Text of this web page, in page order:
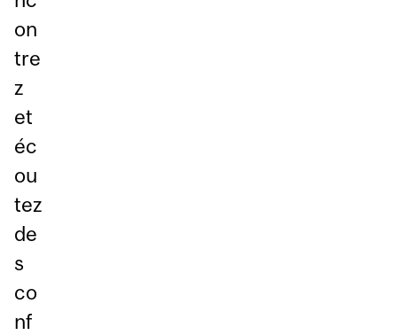
on
tre
z
et
éc
ou
tez
de
s
co
nf